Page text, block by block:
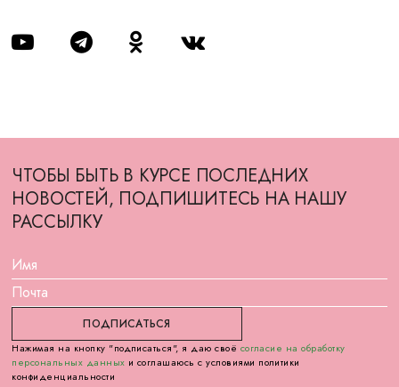
ЧТОБЫ БЫТЬ В КУРСЕ ПОСЛЕДНИХ
НОВОСТЕЙ, ПОДПИШИТЕСЬ НА НАШУ
РАССЫЛКУ
Нажимая на кнопку "подписаться", я даю своё согласие на обработку
персональных данных и соглашаюсь с условиями политики
конфиденциальности